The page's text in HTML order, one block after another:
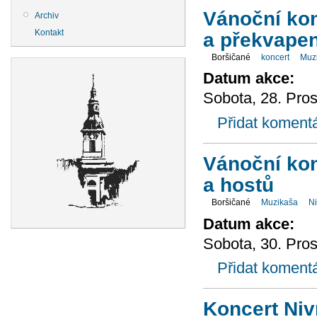
Archiv
Kontakt
Vánoční
a
Boršičané koncert
Datum akce:
Sobota, 28.
Přidat
Vánoční
a hostů
Boršičané Muzikaša
Datum akce:
Sobota, 30.
Přidat
Koncert